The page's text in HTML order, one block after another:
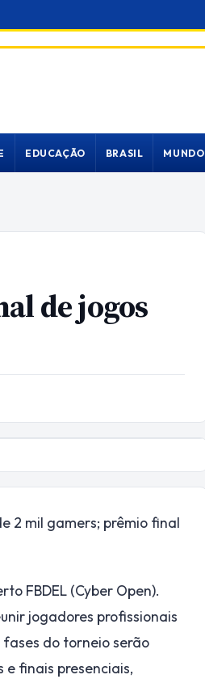
EDUCAÇÃO BRASIL MUNDO
de jogos
2 mil gamers; prêmio final
FBDEL (Cyber Open).
jogadores profissionais
do torneio serão
finais presenciais,